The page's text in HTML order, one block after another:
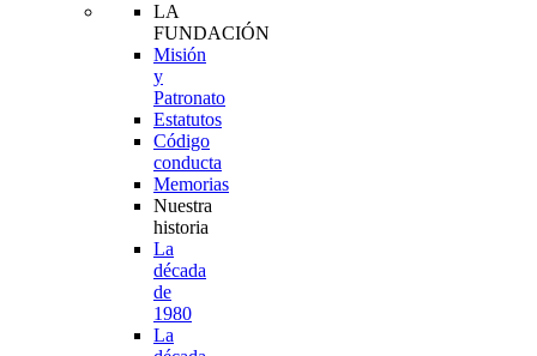
LA
FUNDACIÓN
Misión
y
Patronato
Estatutos
Código
conducta
Memorias
Nuestra
historia
La
década
de
1980
La